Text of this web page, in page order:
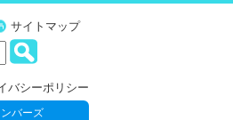
サイトマップ
バシーポリシー
バーズ